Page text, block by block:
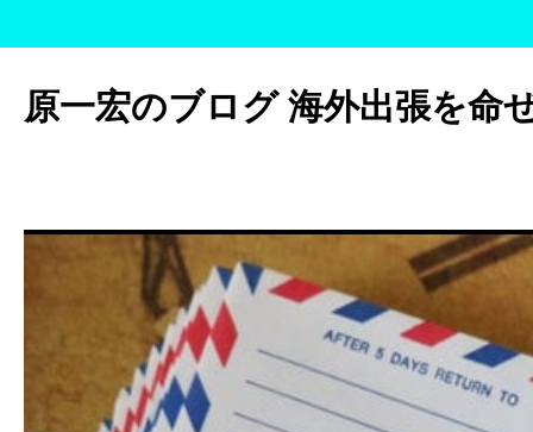
テ
ン
ッ
原一宏のブログ 海外出張を命